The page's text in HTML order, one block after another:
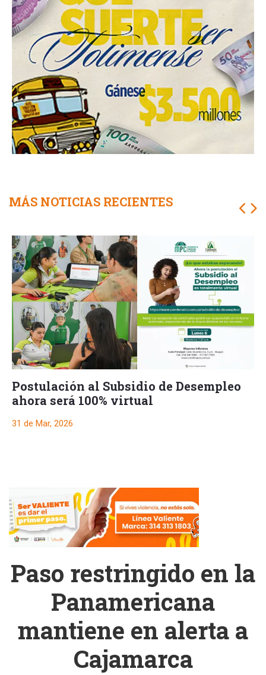
MÁS NOTICIAS RECIENTES
Postulación al Subsidio de Desempleo
ahora será 100% virtual
31 de Mar, 2026
Paso restringido en la
Panamericana
mantiene en alerta a
Cajamarca